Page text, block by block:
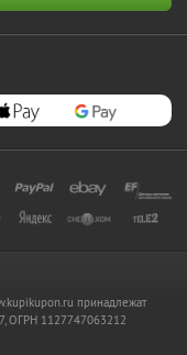
принадлежат
ОГРН 1127747063212